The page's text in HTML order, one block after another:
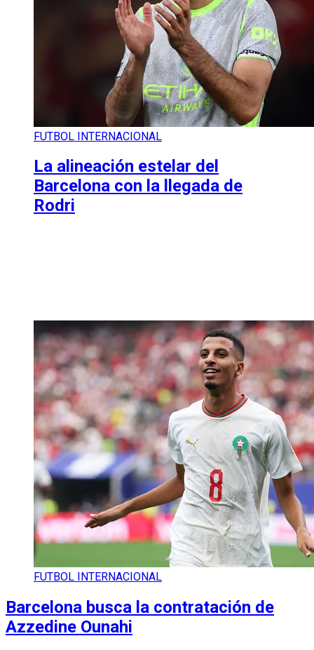
FUTBOL INTERNACIONAL
La alineación estelar del
Barcelona con la llegada de
Rodri
FUTBOL INTERNACIONAL
Barcelona busca la contratación de
Azzedine Ounahi